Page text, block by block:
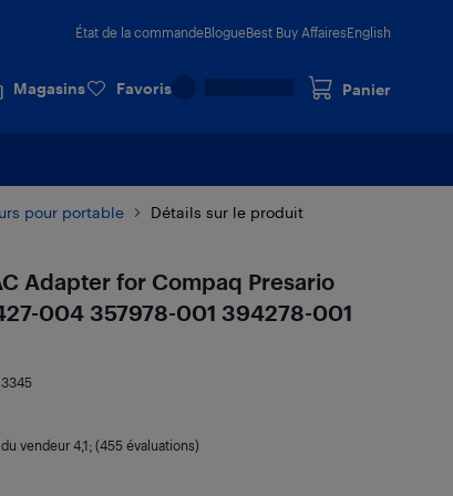
État de la commandeBlogueBest Buy AffairesEnglish
Magasins Favoris Panier
pour portable Détails sur le produit
Adapter for Compaq Presario
004 357978-001 394278-001
vendeur 4,1; (455 évaluations)